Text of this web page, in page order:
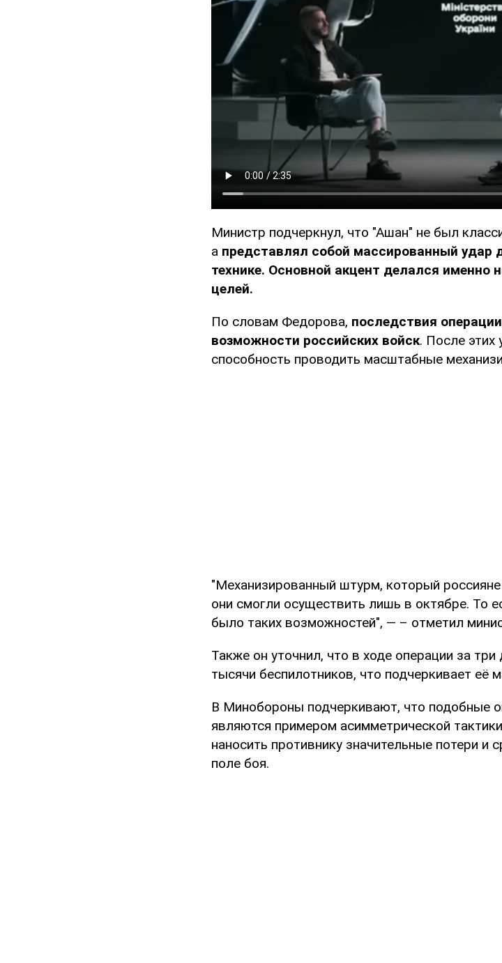
Министр подчеркнул, что "Ашан" не был
а представлял собой массированный удар
технике. Основной акцент делался именно
целей.
По словам Федорова, последствия
возможности российских войск. После этих
способность проводить масштабные
"Механизированный штурм, который
они смогли осуществить лишь в октябре. То
было таких возможностей", — – отметил
Также он уточнил, что в ходе операции за
тысячи беспилотников, что подчеркивает её
В Минобороны подчеркивают, что подобные
являются примером асимметрической
наносить противнику значительные потери и
поле боя.